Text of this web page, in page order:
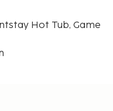
Internationale
- 16,1 km
Hot Tub, Game